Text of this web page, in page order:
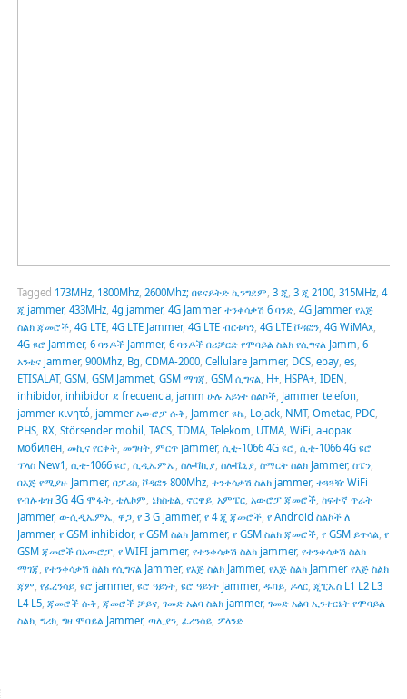
Tagged 173MHz, 1800Mhz, 2600Mhz; በዩናይትድ ኪንግደም 3 ጂ 3 ጂ 2100, 315MHz, 4
ጂ jammer, 433MHz, 4g jammer, 4G Jammer ተንቀሳቃሽ 6 ባንድ, 4G Jammer የእጅ
ስልክ ጃመሮች, 4G LTE, 4G LTE Jammer, 4G LTE ብርቱካን, 4G LTE ቮዳፎን, 4G WiMAx,
4G ዩሮ Jammer, 6 ባንዶች Jammer, 6 ባንዶች በሪቻርድ የሞባይል ስልክ የሲግናል Jamm 6
አንቴና jammer, 900Mhz, Bg CDMA-2000, Cellulare Jammer, DCS, ebay, es,
ETISALAT, GSM, GSM Jammet, GSM ማገጃ GSM ሲግናል H+, HSPA+, IDEN
inhibidor, inhibidor ደ frecuencia, jamm ሁሉ አይነት ስልኮች, Jammer telefon
jammer κινητό, jammer አውሮፓ ሱቅ Jammer ዩኬ, Lojack, NMT, Ometac, PDC,
PHS, RX, Störsender mobil TACS, TDMA, Telekom UTMA, WiFi анорак
мобилен, መኪና የርቀት, መግዛት, ምርጥ jammer, ሲቲ-1066 4G ዩሮ ሲቲ-1066 4G ዩሮ
ፕላስ New1 ሲቲ-1066 ዩሮ ሲዲኤምኤ ስሎቫኪያ, ስሎቬኒያ, ስማርት ስልክ Jammer, ስፔን,
በእጅ የሚያዙ Jammer, በፓሪስ, ቮዳፎን 800Mhz, ተንቀሳቃሽ ስልክ jammer, ተጓጓዥ WiFi
የብሉቱዝ 3G 4G ሞፋት, ቴሌኮም ኔክስቴል ኖርዌይ, አምፔር, አውሮፓ ጃመሮች, ከፍተኛ ጥራት
Jammer, ወ-ሲዲኤምኤ ዋጋ, የ 3 G jammer, የ 4 ጂ ጃመሮች, የ Android ስልኮች ለ
Jammer, የ GSM inhibidor, የ GSM ስልክ Jammer, የ GSM ስልክ ጃመሮች, የ GSM ይጥሳል የ
GSM ጃመሮች በአውሮፓ, የ WIFI jammer, የተንቀሳቃሽ ስልክ jammer, የተንቀሳቃሽ ስልክ
ማገጃ የተንቀሳቃሽ ስልክ የሲግናል Jammer, የእጅ ስልክ Jammer, የእጅ ስልክ Jammer የእጅ ስልክ
ጃም የፈረንሳይ, ዩሮ jammer, ዩሮ ዓይነት, ዩሮ ዓይነት Jammer, ዱባይ, ዶላር, ጂፒኤስ L1 L2 L3
L4 L5, ጃመሮች ሱቅ ጃመሮች ቻይና, ገመድ አልባ ስልክ jammer, ገመድ አልባ ኢንተርኔት የሞባይል
ስልክ, ግሪክ, ግዛ ሞባይል Jammer, ጣሊያን, ፈረንሳይ, ፖላንድ